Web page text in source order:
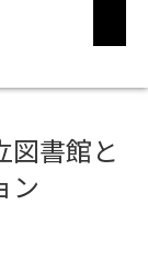
図書館と
ン